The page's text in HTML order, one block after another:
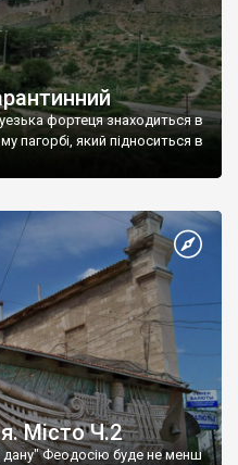
фортеця знаходиться в
пагорбі, який підноситься в
Місто Ч.2
дану" Феодосію буде не менш